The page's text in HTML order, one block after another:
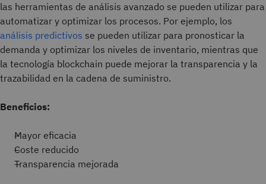
las herramientas de análisis avanzado se pueden utilizar para
automatizar y optimizar los procesos. Por ejemplo, los
análisis predictivos se pueden utilizar para pronosticar la
demanda y optimizar los niveles de inventario, mientras que
la tecnología blockchain puede mejorar la transparencia y la
trazabilidad en la cadena de suministro.
Beneficios:
Mayor eficacia
Coste reducido
Transparencia mejorada